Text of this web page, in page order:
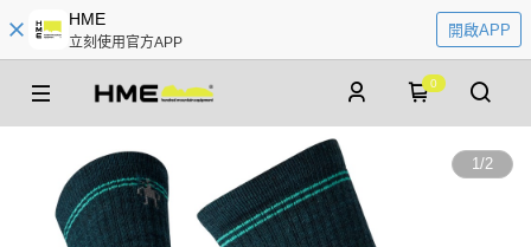
HME
立刻使用官方APP
開啟APP
0
1/2